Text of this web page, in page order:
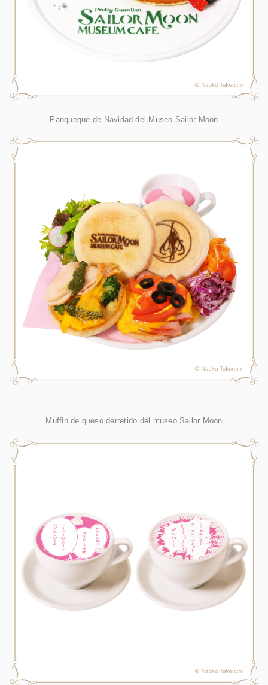
Panqueque de Navidad del Museo Sailor Moon
Muffin de queso derretido del museo Sailor Moon